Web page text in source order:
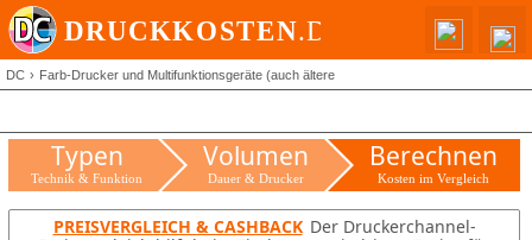
DC Farb-Drucker und Multifunktionsgeräte (auch ältere
Typen
Technik & Funktion
Volumen
Dauer & Drucker
Berechnen
Kosten im Vergleich
PREISVERGLEICH & CASHBACK Der Druckerchannel-